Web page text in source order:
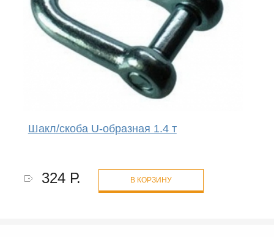
Шакл/скоба U-образная 1.4 т
324 Р. В КОРЗИНУ